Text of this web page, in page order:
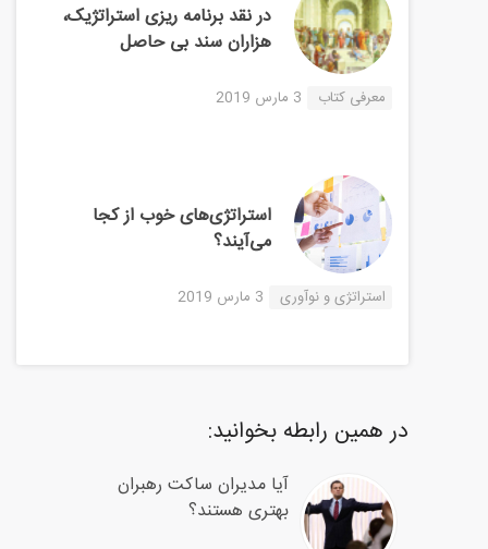
در نقد برنامه ریزی استراتژیک،
هزاران سند بی حاصل
معرفی کتاب 3 مارس 2019
استراتژی‌های خوب از کجا
می‌آیند؟
استراتژی و نوآوری 3 مارس 2019
در همین رابطه بخوانید:
آیا مدیران ساکت رهبران
بهتری هستند؟